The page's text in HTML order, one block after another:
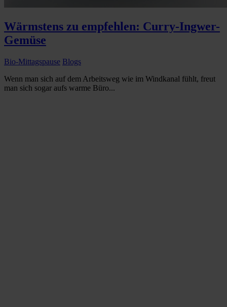
Wärmstens zu empfehlen: Curry-Ingwer-
Gemüse
Bio-Mittagspause Blogs
Wenn man sich auf dem Arbeitsweg wie im Windkanal fühlt, freut
man sich sogar aufs warme Büro...